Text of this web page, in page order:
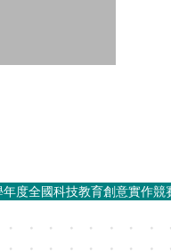
度全國科技教育創意實作競